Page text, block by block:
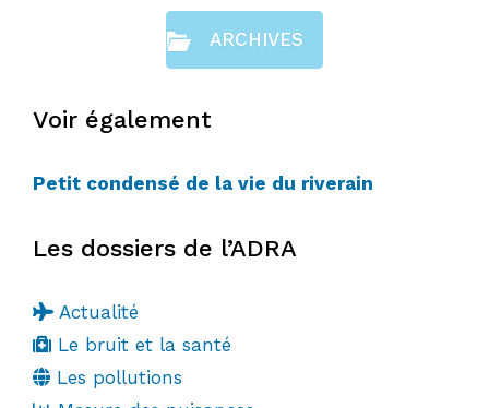
ARCHIVES
Voir également
Petit condensé de la vie du riverain
Les dossiers de l’ADRA
Actualité
Le bruit et la santé
Les pollutions